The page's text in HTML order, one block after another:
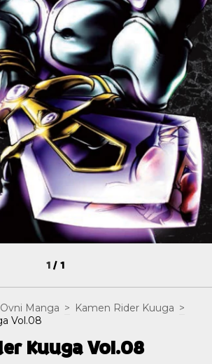
1/1
Ovni Manga > Kamen Rider Kuuga >
Vol.08
Kuuga Vol.08